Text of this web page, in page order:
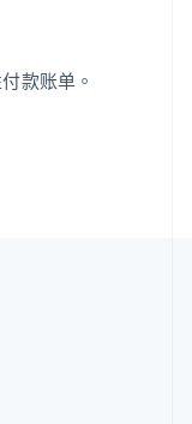
款账单。